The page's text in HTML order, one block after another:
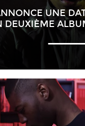
UNE
DEUXIÈME